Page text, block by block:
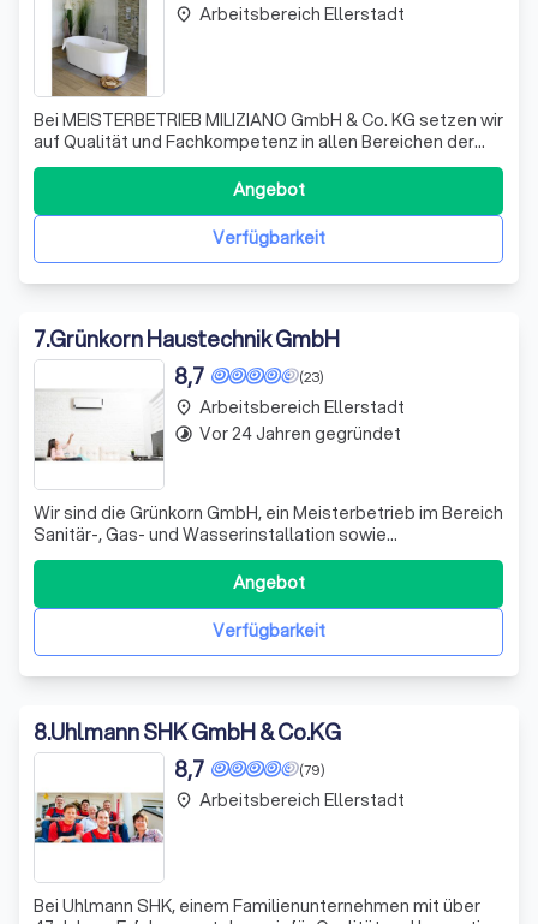
Bei MEISTERBETRIEB MILIZIANO GmbH & Co. KG setzen wir
auf Qualität und Fachkompetenz in allen Bereichen der
Haustechnik. Unser umfangreiches Leistungsspektrum
deckt alles von der Installation und Wartung von
Heizsystemen bis hin zu umfassenden
Sanitärinstallationen ab. Wir sind stolz darauf, unseren
Verfügbarkeit
Angebot
place Arbeitsbereich Ellerstadt
7.Grünkorn Haustechnik GmbH
(23)
8,7
Wir sind die Grünkorn GmbH, ein Meisterbetrieb im Bereich
Sanitär-, Gas- und Wasserinstallation sowie
Zentralheizungs- und Lüftungsbau. Unser Team,
angeführt von den Geschäftsführern Andreas und
Theresa Grünkorn, ist stolz darauf, unseren Kunden
erstklassige Dienstleistungen anzubieten. Wir sind Exp
Verfügbarkeit
Angebot
place Arbeitsbereich Ellerstadt
timelapse Vor 24 Jahren gegründet
8.Uhlmann SHK GmbH & Co.KG
(79)
8,7
Bei Uhlmann SHK, einem Familienunternehmen mit über
place Arbeitsbereich Ellerstadt